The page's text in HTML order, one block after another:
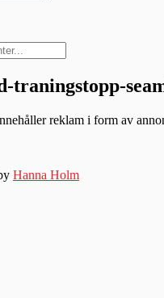
traningstopp-
reklam i form av
Hanna Holm